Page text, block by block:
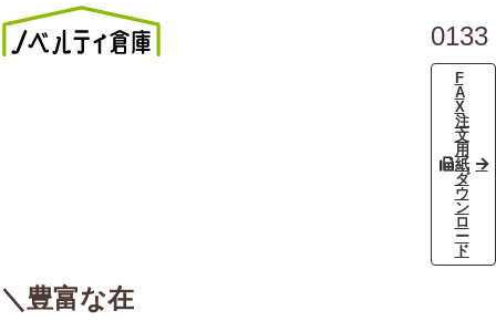
0133
F
A
X
注
文
用
紙
ダ
ウ
ン
ロ
ー
ド
＼豊富な在